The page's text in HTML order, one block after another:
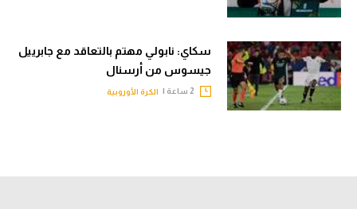
سكاي: نابولي مهتم بالتعاقد مع جابرييل
جيسوس من أرسنال
الكرة الأوروبية